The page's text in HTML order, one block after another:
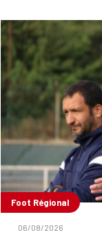
Foot Régional
06/08/2026